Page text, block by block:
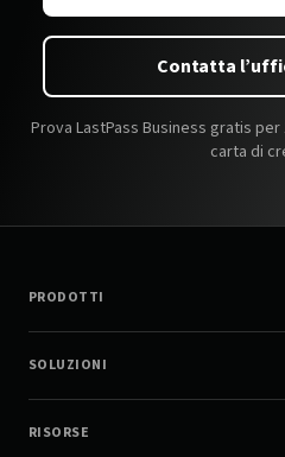
Contatta
Prova LastPass Business gratis
carta di
PRODOTTI
SOLUZIONI
RISORSE